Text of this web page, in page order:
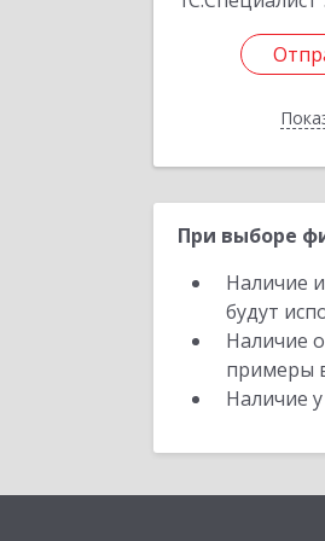
При выборе
Наличие
будут
Наличие
примеры
Наличие